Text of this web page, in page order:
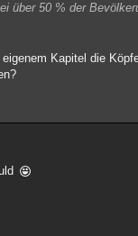
über 50 % der
Kapitel die